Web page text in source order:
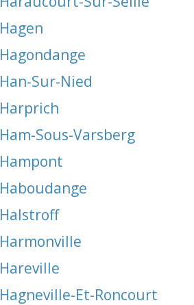
Hagen
Hagondange
Han-Sur-Nied
Harprich
Ham-Sous-Varsberg
Hampont
Haboudange
Halstroff
Harmonville
Hareville
Hagneville-Et-Roncourt